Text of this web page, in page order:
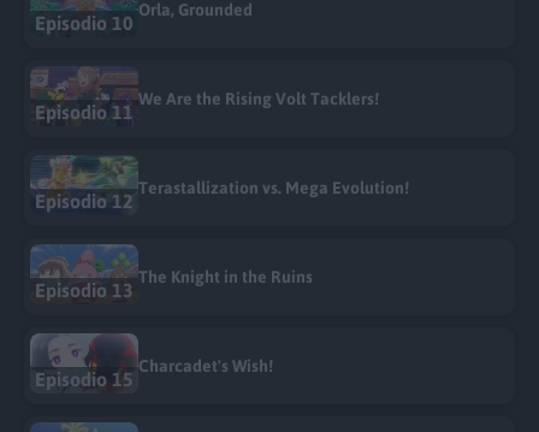
Episodio 10
Orla, Grounded
Episodio 11
We Are the Rising Volt Tacklers!
Episodio 12
Terastallization vs. Mega Evolution!
Episodio 13
The Knight in the Ruins
Episodio 15
Charcadet's Wish!